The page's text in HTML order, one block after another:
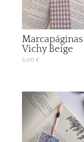
Marcapáginas
Vichy Beige
5,00 €